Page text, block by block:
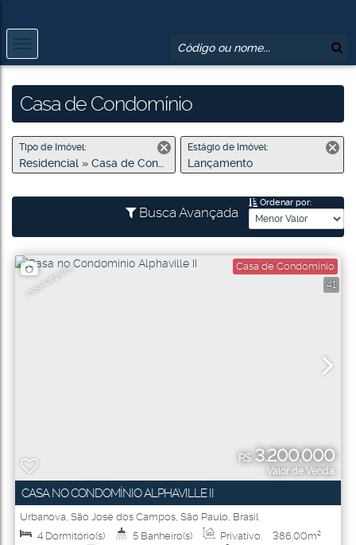
Casa de Condomínio
Tipo de Imóvel:
Residencial » Casa de Condomínio
Estágio de Imóvel:
Lançamento
Busca Avançada
Ordenar por:
DISPONÍVEL 41
Casa de Condomínio
R$3.200.000
Valor de Venda
CASA NO CONDOMÍNIO ALPHAVILLE II
Urbanova, São José dos Campos, São Paulo, Brasil
4 Dormitório(s) 5 Banheiro(s) Privativo: 386.00m²